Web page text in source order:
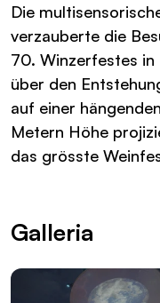
Die
verzauberte die
70. Winzerfestes
über den
auf einer
Metern Höhe
das grösste
Galleria